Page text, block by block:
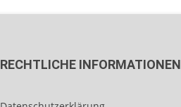
RECHTLICHE INFORMATIONEN